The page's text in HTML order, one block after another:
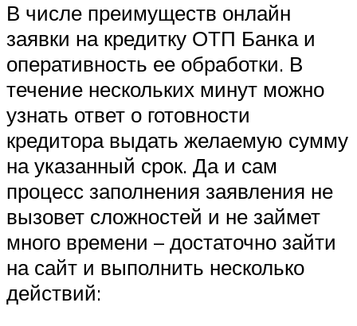
В числе преимуществ онлайн
заявки на кредитку ОТП Банка и
оперативность ее обработки. В
течение нескольких минут можно
узнать ответ о готовности
кредитора выдать желаемую сумму
на указанный срок. Да и сам
процесс заполнения заявления не
вызовет сложностей и не займет
много времени – достаточно зайти
на сайт и выполнить несколько
действий: